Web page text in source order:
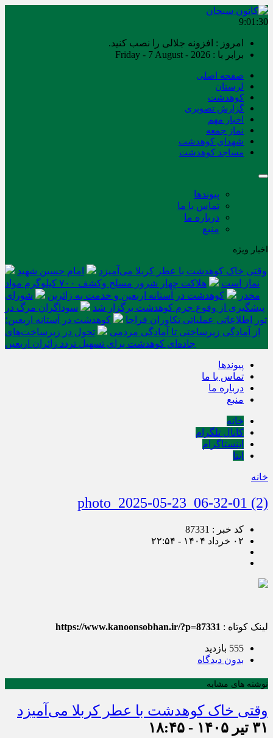
9:01:30
امروز : افزونه جلالی را نصب کنید.
برابر با : Friday - 7 August - 2026
صفحه اصلی
لرستان
کوهدشت
گزارش تصویری
اخبار مهم
نماز جمعه
شهدای کوهدشت
مساجد کوهدشت
پیوندها
تماس با ما
درباره ما
منبع
اخبار ویژه
وقتی خاک کوهدشت با عطر کربلا می‌آمیزد
امام حسین شهید
نماز است
هلاکت چهار شرور مسلح وکشف ۷۰۰ کیلوگرم مواد
مخدر
کوهدشت در آستانه اربعین و خدمت‌ به زائرین
شورای
پیشگیری از وقوع جرم کوهدشت برگزار شد
سوداگران مرگ در
تور اطلاعاتی عملیاتی تکاوران فراجا
کوهدشت در آستانه اربعین؛
از آمادگی زیرساختی تا آمادگی مردمی
تحول در زیرساخت‌های
جاده‌ای کوهدشت برای تسهیل تردد زائران اربعین
پیوندها
تماس با ما
درباره ما
منبع
خانه
کانال تلگرام
اینستاگرام
ایتا
خانه
photo_2025-05-23_06-32-01 (2)
کد خبر : 87331
۰۲ خرداد ۱۴۰۴ - ۲۲:۵۴
لینک کوتاه : https://www.kanoonsobhan.ir/?p=87331
555 بازدید
بدون دیدگاه
نوشته های مشابه
وقتی خاک کوهدشت با عطر کربلا می‌آمیزد
۳۱ تیر ۱۴۰۵ - ۱۸:۴۵